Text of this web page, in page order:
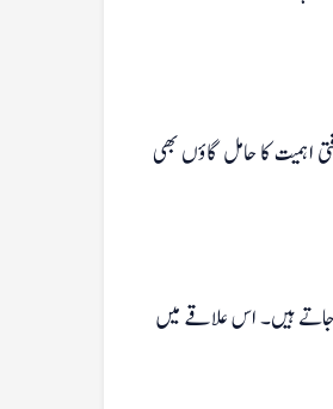
اہمیت کا حامل گاؤں بھی
ہیں۔ اس علاقے میں